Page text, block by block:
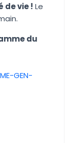
de vie ! Le
du
GEN-